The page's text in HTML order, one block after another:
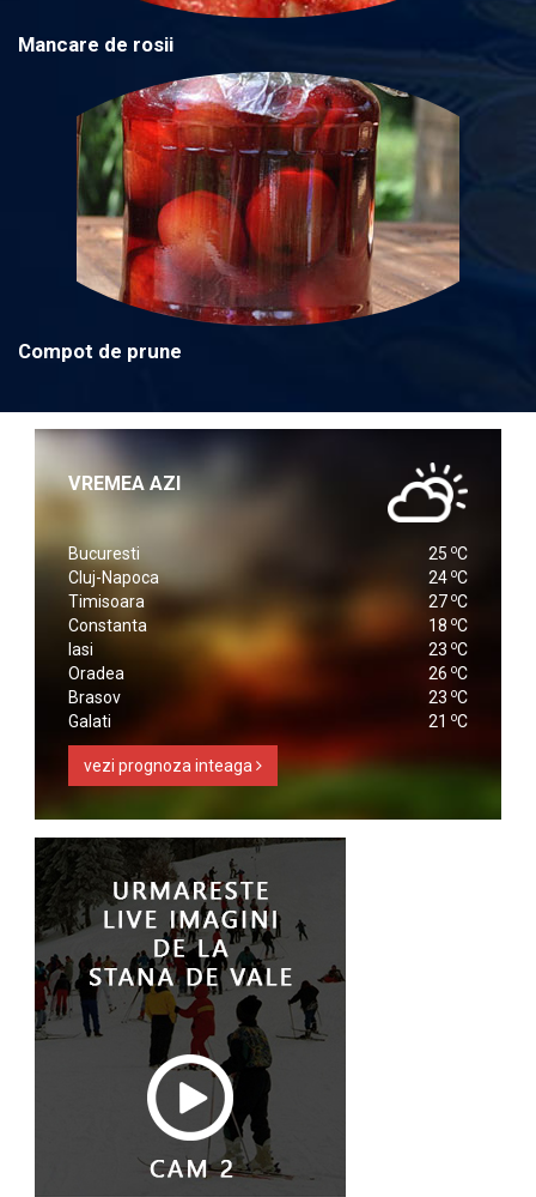
Mancare de rosii
Compot de prune
VREMEA AZI
Bucuresti 25 oC
Cluj-Napoca
24 oC
Timisoara
27 oC
Constanta
18 oC
Iasi
23 oC
Oradea
26 oC
Brasov
23 oC
Galati
21 oC
vezi prognoza inteaga